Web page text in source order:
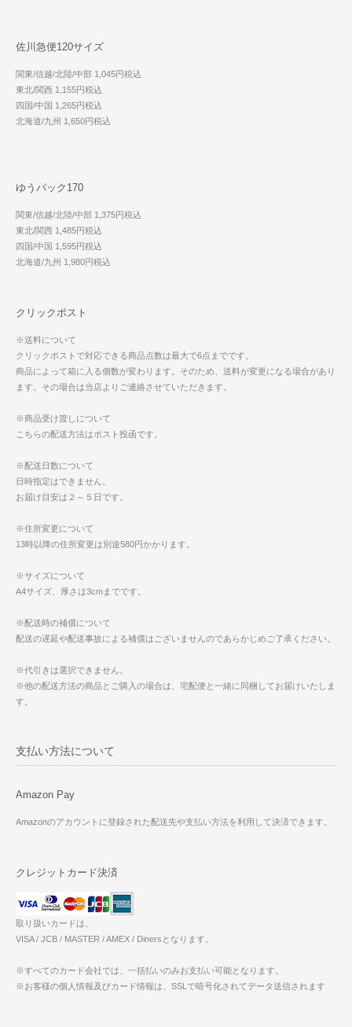
佐川急便120サイズ
関東/信越/北陸/中部 1,045円税込
東北/関西 1,155円税込
四国/中国 1,265円税込
北海道/九州 1,650円税込
ゆうパック170
関東/信越/北陸/中部 1,375円税込
東北/関西 1,485円税込
四国/中国 1,595円税込
北海道/九州 1,980円税込
クリックポスト
※送料について
クリックポストで対応できる商品点数は最大で6点までです。
商品によって箱に入る個数が変わります。そのため、送料が変更になる場合があり
ます。その場合は当店よりご連絡させていただきます。
※商品受け渡しについて
こちらの配送方法はポスト投函です。
※配送日数について
日時指定はできません。
お届け目安は２～５日です。
※住所変更について
13時以降の住所変更は別途580円かかります。
※サイズについて
A4サイズ、厚さは3cmまでです。
※配送時の補償について
配送の遅延や配送事故による補償はございませんのであらかじめご了承ください。
※代引きは選択できません。
※他の配送方法の商品とご購入の場合は、宅配便と一緒に同梱してお届けいたしま
す。
支払い方法について
Amazon Pay
Amazonのアカウントに登録された配送先や支払い方法を利用して決済できます。
クレジットカード決済
取り扱いカードは、
VISA / JCB / MASTER / AMEX / Dinersとなります。
※すべてのカード会社では、一括払いのみお支払い可能となります。
※お客様の個人情報及びカード情報は、SSLで暗号化されてデータ送信されます